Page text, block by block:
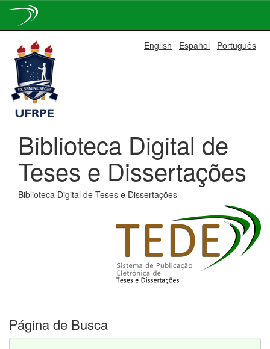
navigation
English Español Português
Biblioteca Digital de
Teses e Dissertações
Biblioteca Digital de Teses e Dissertações
Página de Busca